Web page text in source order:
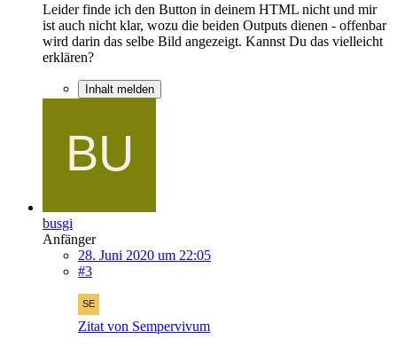
Leider finde ich den Button in deinem HTML nicht und mir
ist auch nicht klar, wozu die beiden Outputs dienen - offenbar
wird darin das selbe Bild angezeigt. Kannst Du das vielleicht
erklären?
Inhalt melden
busgi
Anfänger
28. Juni 2020 um 22:05
#3
Zitat von Sempervivum